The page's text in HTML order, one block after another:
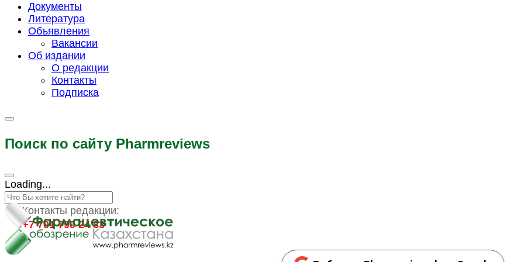
Документы
Литература
Объявления
Вакансии
Об издании
О редакции
Контакты
Подписка
Поиск по сайту Pharmreviews
Loading...
Контакты редакции:
+7 701 799 24 83